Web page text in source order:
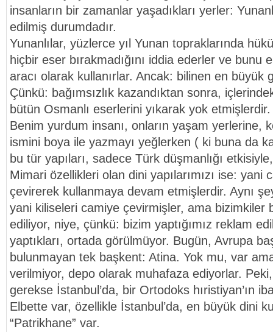
insanların bir zamanlar yaşadıkları yerler:
edilmiş durumdadır.
Yunanlılar, yüzlerce yıl Yunan topraklarında
hiçbir eser bırakmadığını iddia ederler ve bunu
aracı olarak kullanırlar. Ancak: bilinen en büyük
Çünkü: bağımsızlık kazandıktan sonra,
bütün Osmanlı eserlerini yıkarak yok etmişlerdir.
Benim yurdum insanı, onların yaşam yerlerine,
ismini boya ile yazmayı yeğlerken ( ki buna da
bu tür yapıları, sadece Türk düşmanlığı
Mimari özellikleri olan dini yapılarımızı ise: yani
çevirerek kullanmaya devam etmişlerdir. Aynı
yani kiliseleri camiye çevirmişler, ama bizimkiler
ediliyor, niye, çünkü: bizim yaptığımız reklam
yaptıkları, ortada görülmüyor. Bugün, Avrupa
bulunmayan tek başkent: Atina. Yok mu, var
verilmiyor, depo olarak muhafaza ediyorlar.
gerekse İstanbul’da, bir Ortodoks hıristiyan’ın
Elbette var, özellikle İstanbul’da, en büyük dini
“Patrikhane” var.